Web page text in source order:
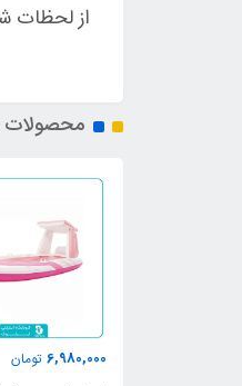
از لحظات
محصولات
2,830,000